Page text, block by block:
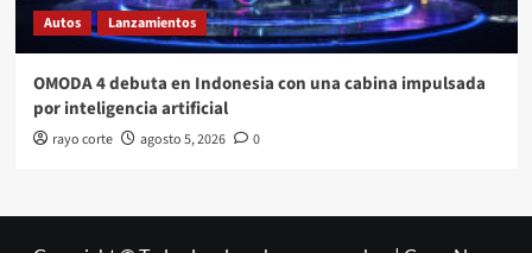
Autos Lanzamientos
OMODA 4 debuta en Indonesia con una cabina impulsada
por inteligencia artificial
rayo corte agosto 5, 2026 0